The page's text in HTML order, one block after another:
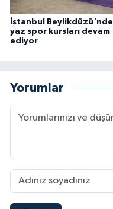
İstanbul Beylikdüzü'nde
yaz spor kursları devam
ediyor
Yorumlar